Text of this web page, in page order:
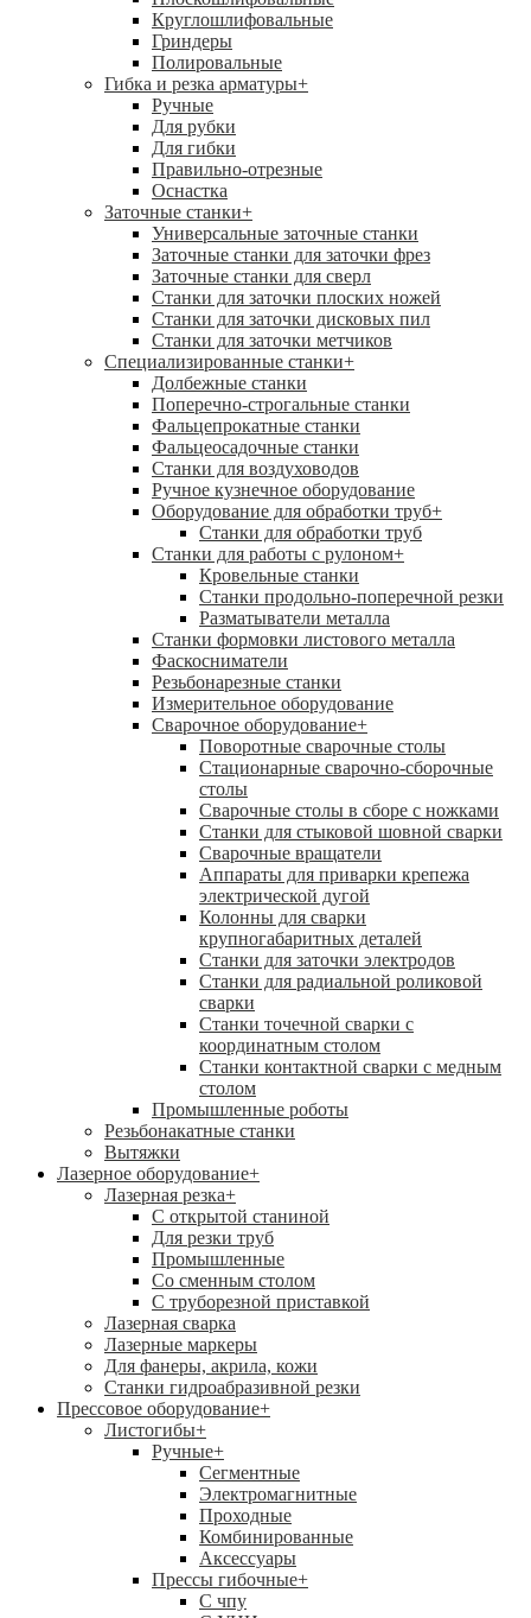
Круглошлифовальные
Гриндеры
Полировальные
Гибка и резка арматуры+
Ручные
Для рубки
Для гибки
Правильно-отрезные
Оснастка
Заточные станки+
Универсальные заточные станки
Заточные станки для заточки фрез
Заточные станки для сверл
Станки для заточки плоских ножей
Станки для заточки дисковых пил
Станки для заточки метчиков
Специализированные станки+
Долбежные станки
Поперечно-строгальные станки
Фальцепрокатные станки
Фальцеосадочные станки
Станки для воздуховодов
Ручное кузнечное оборудование
Оборудование для обработки труб+
Станки для обработки труб
Станки для работы с рулоном+
Кровельные станки
Станки продольно-поперечной резки
Разматыватели металла
Станки формовки листового металла
Фаскосниматели
Резьбонарезные станки
Измерительное оборудование
Сварочное оборудование+
Поворотные сварочные столы
Стационарные сварочно-сборочные
столы
Сварочные столы в сборе с ножками
Станки для стыковой шовной сварки
Сварочные вращатели
Аппараты для приварки крепежа
электрической дугой
Колонны для сварки
крупногабаритных деталей
Станки для заточки электродов
Станки для радиальной роликовой
сварки
Станки точечной сварки с
координатным столом
Станки контактной сварки с медным
столом
Промышленные роботы
Резьбонакатные станки
Вытяжки
Лазерное оборудование+
Лазерная резка+
С открытой станиной
Для резки труб
Промышленные
Со сменным столом
С труборезной приставкой
Лазерная сварка
Лазерные маркеры
Для фанеры, акрила, кожи
Станки гидроабразивной резки
Прессовое оборудование+
Листогибы+
Ручные+
Сегментные
Электромагнитные
Проходные
Комбинированные
Аксессуары
Прессы гибочные+
C чпу